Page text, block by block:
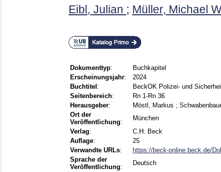
Eibl, Julian ; Müller, Michael
Dokumenttyp:
Buchkapitel
Erscheinungsjahr:
2024
Buchtitel :
BeckOK Polizei- und
Seitenbereich:
Rn 1-Rn 36
Herausgeber: Möstl, Markus ;
Ort der
Veröffentlichung:
München
Verlag:
C.H. Beck
Auflage:
25
Verwandte URLs:
https://beck-online.beck.de/
Sprache der
Veröffentlichung:
Deutsch